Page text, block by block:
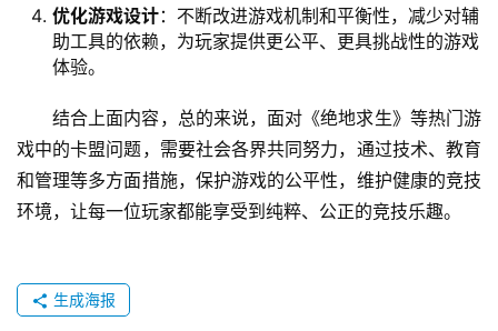
优化游戏设计：不断改进游戏机制和平衡性，减少对辅
助工具的依赖，为玩家提供更公平、更具挑战性的游戏
体验。
结合上面内容，总的来说，面对《绝地求生》等热门游
戏中的卡盟问题，需要社会各界共同努力，通过技术、教育
和管理等多方面措施，保护游戏的公平性，维护健康的竞技
环境，让每一位玩家都能享受到纯粹、公正的竞技乐趣。
生成海报